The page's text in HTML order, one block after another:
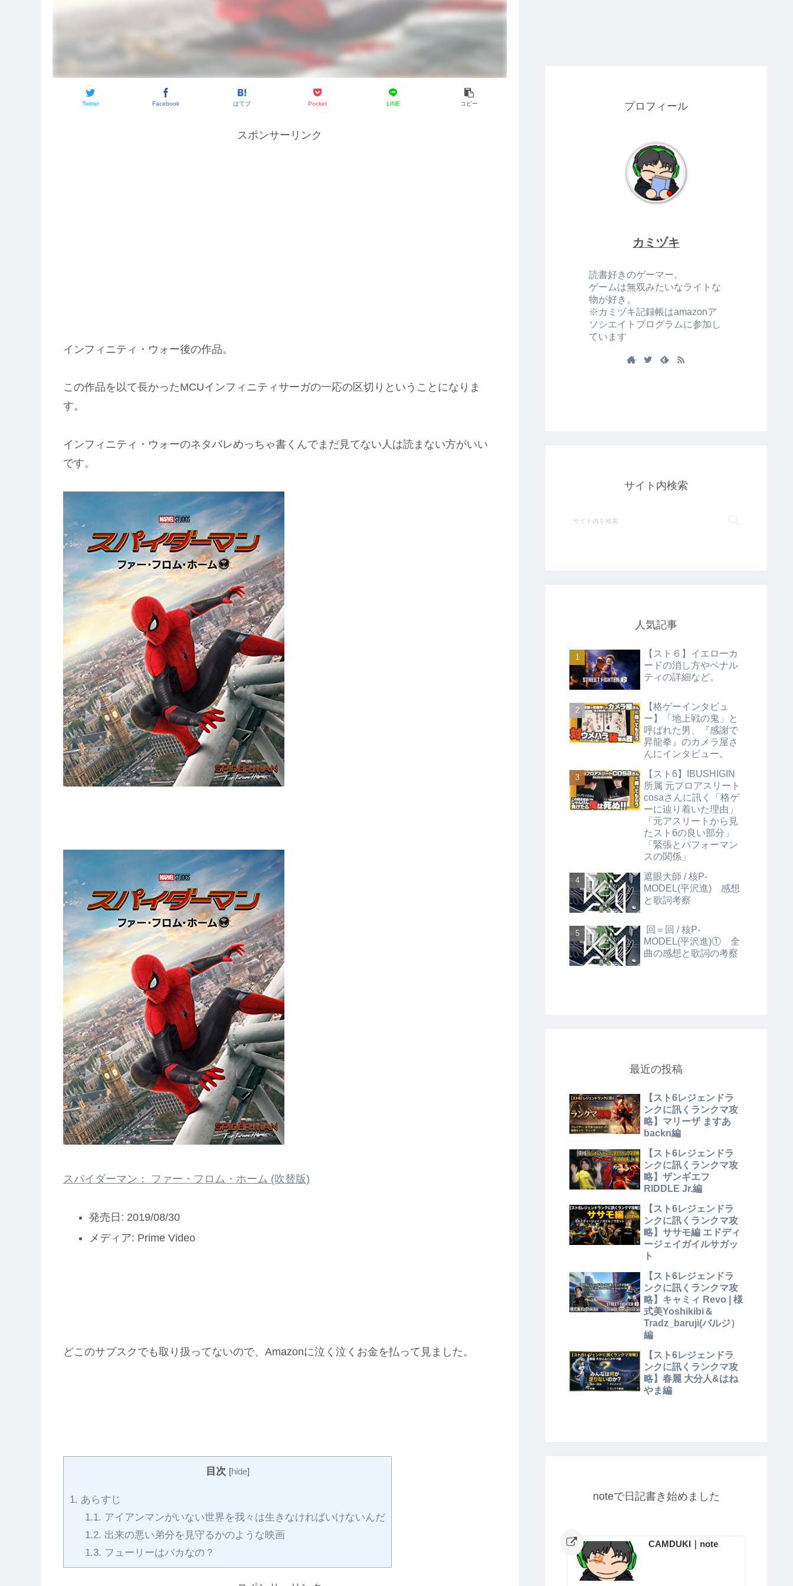
Twitter Facebook はてブ Pocket LINE コピー
スポンサーリンク
インフィニティ・ウォー後の作品。
この作品を以て長かったMCUインフィニティサーガの一応の区切りということになりま
す。
インフィニティ・ウォーのネタバレめっちゃ書くんでまだ見てない人は読まない方がいい
です。
スパイダーマン： ファー・フロム・ホーム (吹替版)
発売日: 2019/08/30
メディア: Prime Video
どこのサブスクでも取り扱ってないので、Amazonに泣く泣くお金を払って見ました。
目次 [hide]
1. あらすじ
1.1. アイアンマンがいない世界を我々は生きなければいけないんだ
1.2. 出来の悪い弟分を見守るかのような映画
1.3. フューリーはバカなの？
プロフィール
カミヅキ
読書好きのゲーマー。
ゲームは無双みたいなライトな
物が好き。
※カミヅキ記録帳はamazonア
ソシエイトプログラムに参加し
ています
サイト内検索
人気記事
【スト６】イエローカ
ードの消し方やペナル
ティの詳細など。
【格ゲーインタビュ
ー】「地上戦の鬼」と
呼ばれた男、『感謝で
昇龍拳』のカメラ屋さ
んにインタビュー。
【スト6】IBUSHIGIN
所属 元プロアスリート
cosaさんに訊く「格ゲ
ーに辿り着いた理由」
「元アスリートから見
たスト6の良い部分」
「緊張とパフォーマン
スの関係」
遮眼大師 / 核P-
MODEL(平沢進) 感想
と歌詞考察
回＝回 / 核P-
MODEL(平沢進)① 全
曲の感想と歌詞の考察
最近の投稿
【スト6レジェンドラ
ンクに訊くランクマ攻
略】マリーザ ますあ
backn編
【スト6レジェンドラ
ンクに訊くランクマ攻
略】ザンギエフ
RIDDLE Jr.編
【スト6レジェンドラ
ンクに訊くランクマ攻
略】ササモ編 エドディ
ージェイガイルサガッ
ト
【スト6レジェンドラ
ンクに訊くランクマ攻
略】キャミィ Revo | 様
式美Yoshikibi＆
Tradz_baruji(バルジ）
編
【スト6レジェンドラ
ンクに訊くランクマ攻
略】春麗 大分人&はね
やま編
noteで日記書き始めました
CAMDUKI｜note